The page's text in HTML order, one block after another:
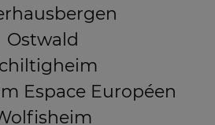
Ostwald
Espace Européen